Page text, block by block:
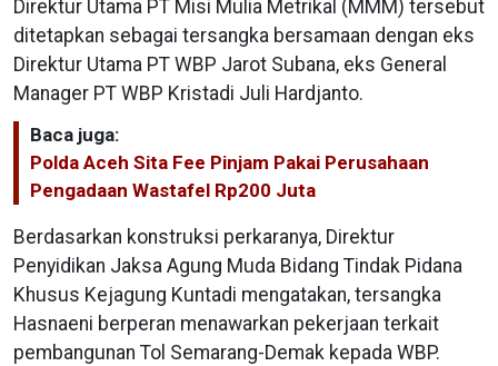
Direktur Utama PT Misi Mulia Metrikal (MMM) tersebut
ditetapkan sebagai tersangka bersamaan dengan eks
Direktur Utama PT WBP Jarot Subana, eks General
Manager PT WBP Kristadi Juli Hardjanto.
Baca juga:
Polda Aceh Sita Fee Pinjam Pakai Perusahaan
Pengadaan Wastafel Rp200 Juta
Berdasarkan konstruksi perkaranya, Direktur
Penyidikan Jaksa Agung Muda Bidang Tindak Pidana
Khusus Kejagung Kuntadi mengatakan, tersangka
Hasnaeni berperan menawarkan pekerjaan terkait
pembangunan Tol Semarang-Demak kepada WBP.